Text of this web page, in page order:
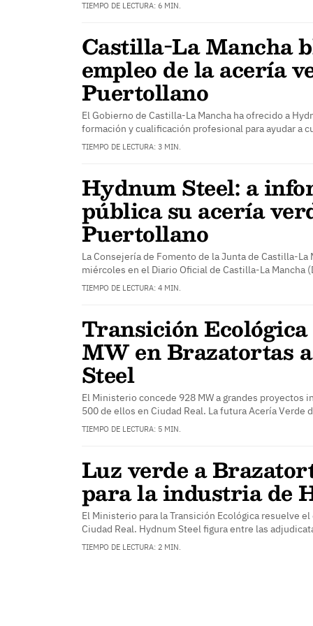
TIEMPO DE LECTURA: 6 MIN.
Castilla-La Mancha
empleo de la acería
Puertollano
El Gobierno de Castilla-La Mancha ha ofrecido a
formación y cualificación profesional para ayudar a
TIEMPO DE LECTURA: 3 MIN.
Hydnum Steel: a
pública su acería
Puertollano
La Consejería de Fomento de la Junta de Castilla-La
miércoles en el Diario Oficial de Castilla-La Mancha
TIEMPO DE LECTURA: 4 MIN.
Transición
MW en Brazatortas
Steel
El Ministerio concede 928 MW a grandes proyectos
500 de ellos en Ciudad Real. La futura Acería Verde
TIEMPO DE LECTURA: 5 MIN.
Luz verde a
para la industria de
El Ministerio para la Transición Ecológica resuelve
Ciudad Real. Hydnum Steel figura entre las
TIEMPO DE LECTURA: 2 MIN.